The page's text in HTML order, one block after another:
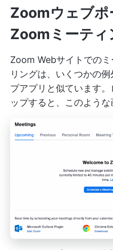
Zoomウェブポ
Zoomミーティ
Zoom Webサイトでの
リングは、いくつかの
プアプリと似ています
ップすると、このような